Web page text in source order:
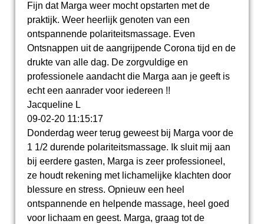
Fijn dat Marga weer mocht opstarten met de
praktijk. Weer heerlijk genoten van een
ontspannende polariteitsmassage. Even
Ontsnappen uit de aangrijpende Corona tijd en de
drukte van alle dag. De zorgvuldige en
professionele aandacht die Marga aan je geeft is
echt een aanrader voor iedereen !!
Jacqueline L
09-02-20 11:15:17
Donderdag weer terug geweest bij Marga voor de
1 1/2 durende polariteitsmassage. Ik sluit mij aan
bij eerdere gasten, Marga is zeer professioneel,
ze houdt rekening met lichamelijke klachten door
blessure en stress. Opnieuw een heel
ontspannende en helpende massage, heel goed
voor lichaam en geest. Marga, graag tot de